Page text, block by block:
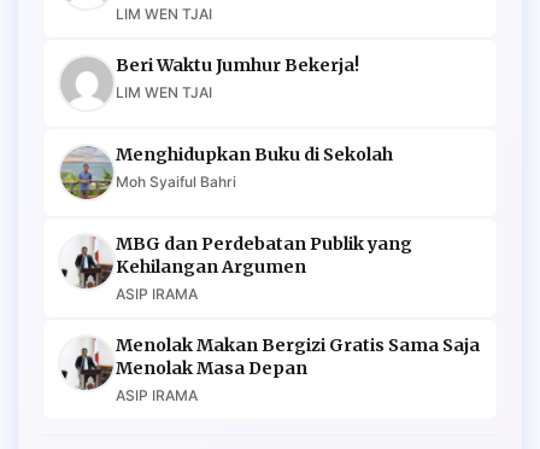
LIM WEN TJAI
Beri Waktu Jumhur Bekerja!
LIM WEN TJAI
Menghidupkan Buku di Sekolah
Moh Syaiful Bahri
MBG dan Perdebatan Publik yang
Kehilangan Argumen
ASIP IRAMA
Menolak Makan Bergizi Gratis Sama Saja
Menolak Masa Depan
ASIP IRAMA